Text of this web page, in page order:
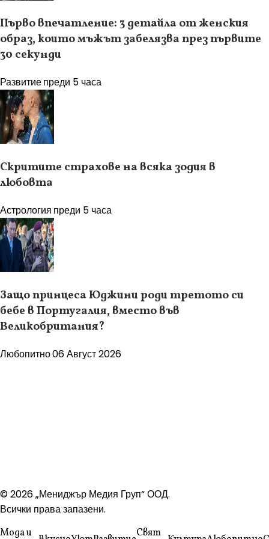
Първо впечатление: 3 детайла от женския
образ, които мъжът забелязва през първите
30 секунди
Развитиепреди 5 часа
Скритите страхове на всяка зодия в
любовта
Астрология преди 5 часа
Защо принцеса Юджини роди третото си
бебе в Португалия, вместо във
Великобритания?
Любопитно06 Август 2026
© 2026 „Мениджър Медия Груп“ ООД.
Всички права запазени.
Мода и
Свят